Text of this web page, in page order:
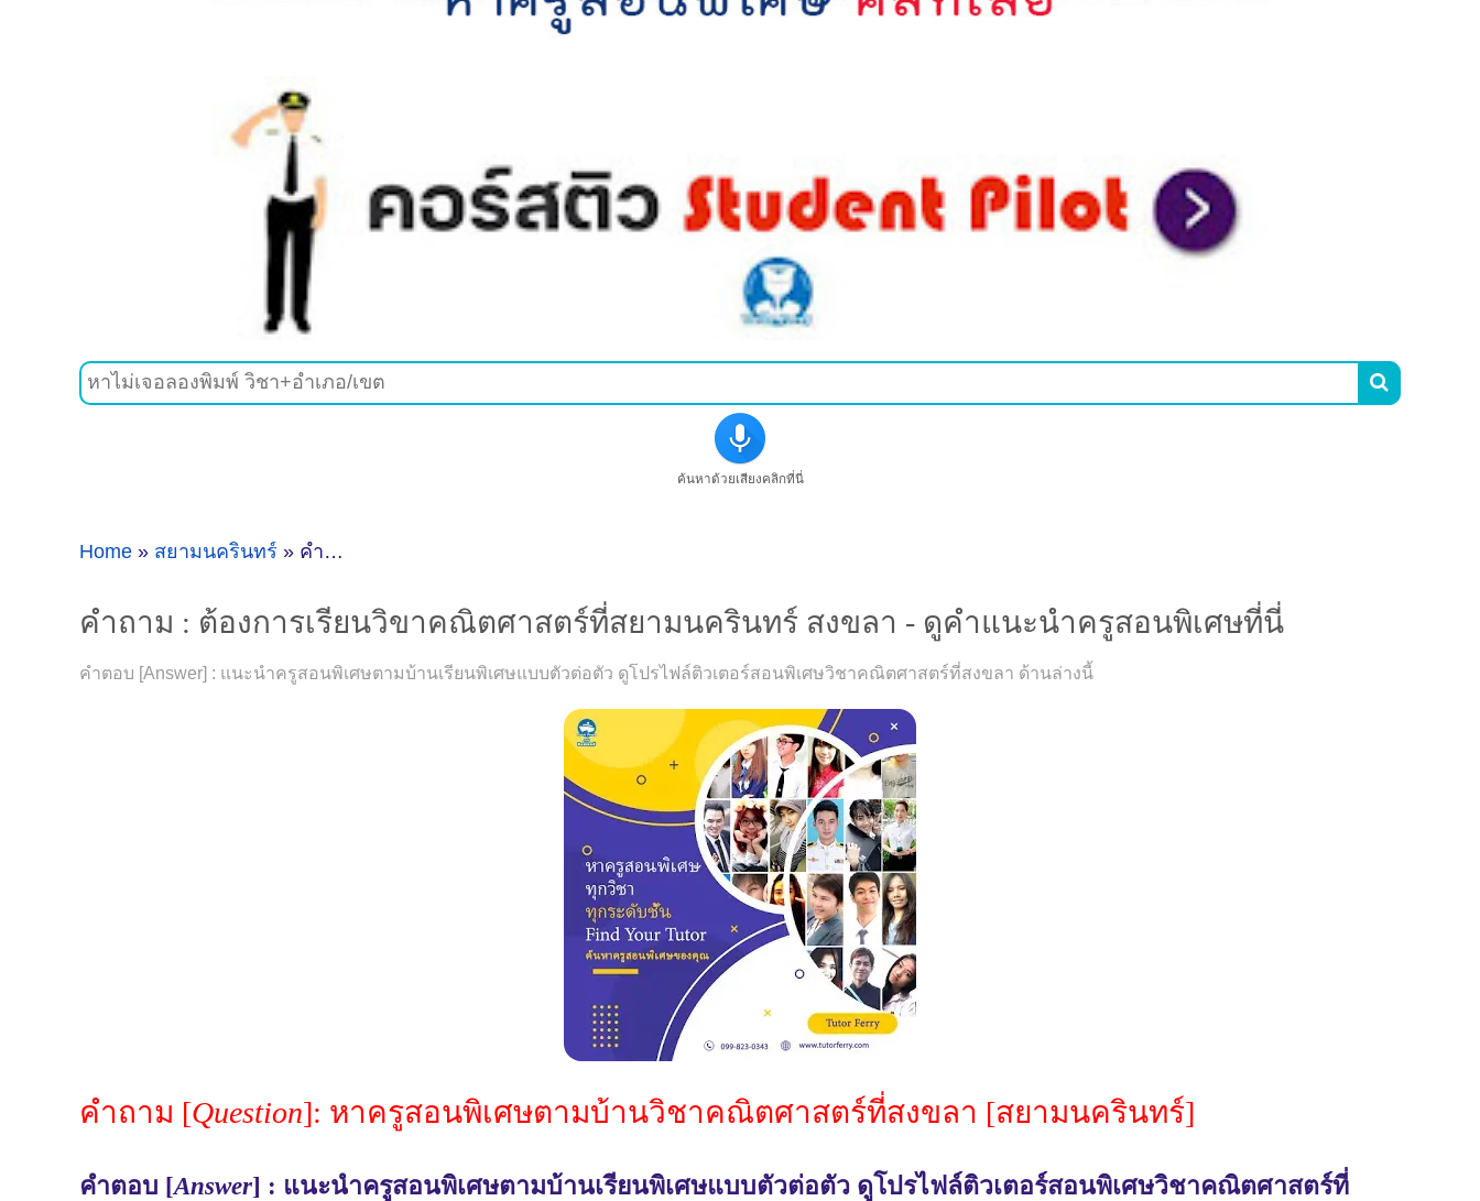

ค้นหาด้วยเสียงคลิกที่นี่
Home » สยามนครินทร์ » คำถาม : ต้องการเรียนวิขาคณิตศาสตร์ที่สยามนครินทร์ สงขลา - ดูคำแนะนำครูสอนพิเศษที่นี่
คำถาม : ต้องการเรียนวิขาคณิตศาสตร์ที่สยามนครินทร์ สงขลา - ดูคำแนะนำครูสอนพิเศษที่นี่
คำตอบ [Answer] : แนะนำครูสอนพิเศษตามบ้านเรียนพิเศษแบบตัวต่อตัว ดูโปรไฟล์ติวเตอร์สอนพิเศษวิชาคณิตศาสตร์ที่สงขลา ด้านล่างนี้
คำถาม [Question]: หาครูสอนพิเศษตามบ้านวิชาคณิตศาสตร์ที่สงขลา [สยามนครินทร์]
คำตอบ [Answer] : แนะนำครูสอนพิเศษตามบ้านเรียนพิเศษแบบตัวต่อตัว ดูโปรไฟล์ติวเตอร์สอนพิเศษวิชาคณิตศาสตร์ที่